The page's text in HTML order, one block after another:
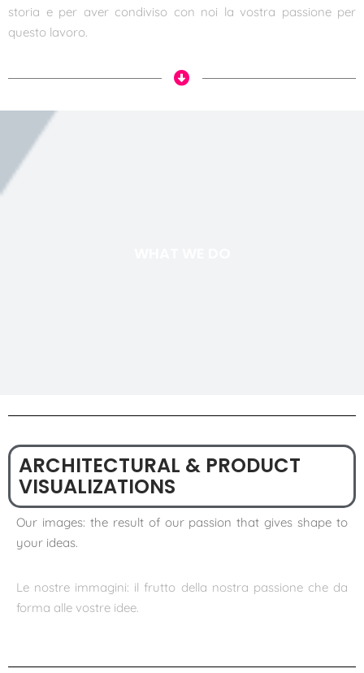
storia e per aver condiviso con noi la vostra passione per
questo lavoro.
ARCHITECTURAL & PRODUCT
VISUALIZATIONS
Our images: the result of our passion that gives shape to
your ideas.
Le nostre immagini: il frutto della nostra passione che da
forma alle vostre idee.